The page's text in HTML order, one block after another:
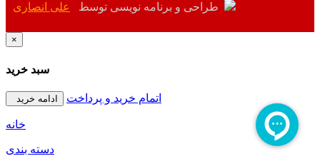
طراحی و برنامه نویسی توسط علی انصاری
×
سبد خرید
ادامه خرید اتمام خرید و پرداخت
خانه
دسته بندی